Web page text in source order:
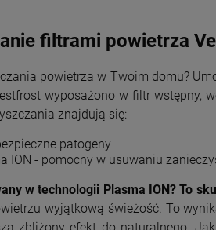
filtrami powietrza
powietrza w Twoim domu?
wyposażono w filtr wstępny,
znajdują się:
patogeny
ION - pomocny w usuwaniu
w technologii Plasma ION? To
wyjątkową świeżość. To
zbliżony efekt do naturalnego.